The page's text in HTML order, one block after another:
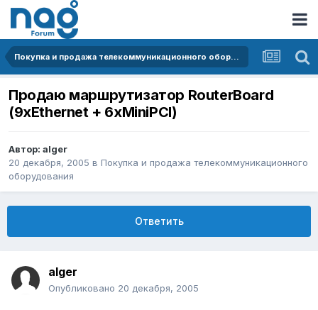
Покупка и продажа телекоммуникационного оборудования
Продаю маршрутизатор RouterBoard
(9xEthernet + 6xMiniPCI)
Автор: alger
20 декабря, 2005 в Покупка и продажа телекоммуникационного
оборудования
Ответить
alger
Опубликовано 20 декабря, 2005